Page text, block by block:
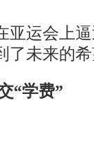
运会上逼
了未来的
“学费”